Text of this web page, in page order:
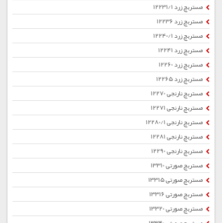
مستربچ زرد 12231/1
مستربچ زرد 12236
مستربچ زرد 12240/1
مستربچ زرد 12241
مستربچ زرد 12260
مستربچ زرد 12265
مستربچ نارنجی 12270
مستربچ نارنجی 12271
مستربچ نارنجی 12280/1
مستربچ نارنجی 12281
مستربچ نارنجی 12290
مستربچ صورتی 13310
مستربچ صورتی 13315
مستربچ صورتی 13316
مستربچ صورتی 13320